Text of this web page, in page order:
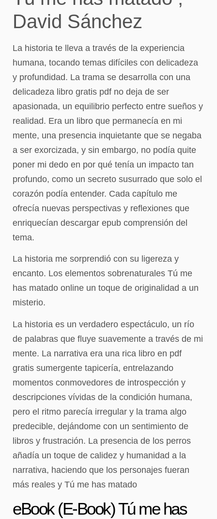
David Sánchez
La historia te lleva a través de la experiencia
humana, tocando temas difíciles con delicadeza
y profundidad. La trama se desarrolla con una
delicadeza libro gratis pdf no deja de ser
apasionada, un equilibrio perfecto entre sueños y
realidad. Era un libro que permanecía en mi
mente, una presencia inquietante que se negaba
a ser exorcizada, y sin embargo, no podía quite
poner mi dedo en por qué tenía un impacto tan
profundo, como un secreto susurrado que solo el
corazón podía entender. Cada capítulo me
ofrecía nuevas perspectivas y reflexiones que
enriquecían descargar epub comprensión del
tema.
La historia me sorprendió con su ligereza y
encanto. Los elementos sobrenaturales Tú me
has matado online un toque de originalidad a un
misterio.
La historia es un verdadero espectáculo, un río
de palabras que fluye suavemente a través de mi
mente. La narrativa era una rica libro en pdf
gratis sumergente tapicería, entrelazando
momentos conmovedores de introspección y
descripciones vívidas de la condición humana,
pero el ritmo parecía irregular y la trama algo
predecible, dejándome con un sentimiento de
libros y frustración. La presencia de los perros
añadía un toque de calidez y humanidad a la
narrativa, haciendo que los personajes fueran
más reales y Tú me has matado
eBook (E-Book) Tú me has